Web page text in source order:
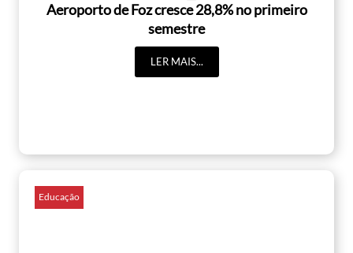
Aeroporto de Foz cresce 28,8% no primeiro
semestre
LER MAIS...
Educação